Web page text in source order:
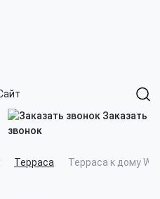
Заказать
звонок
Терраса Терраса к дому